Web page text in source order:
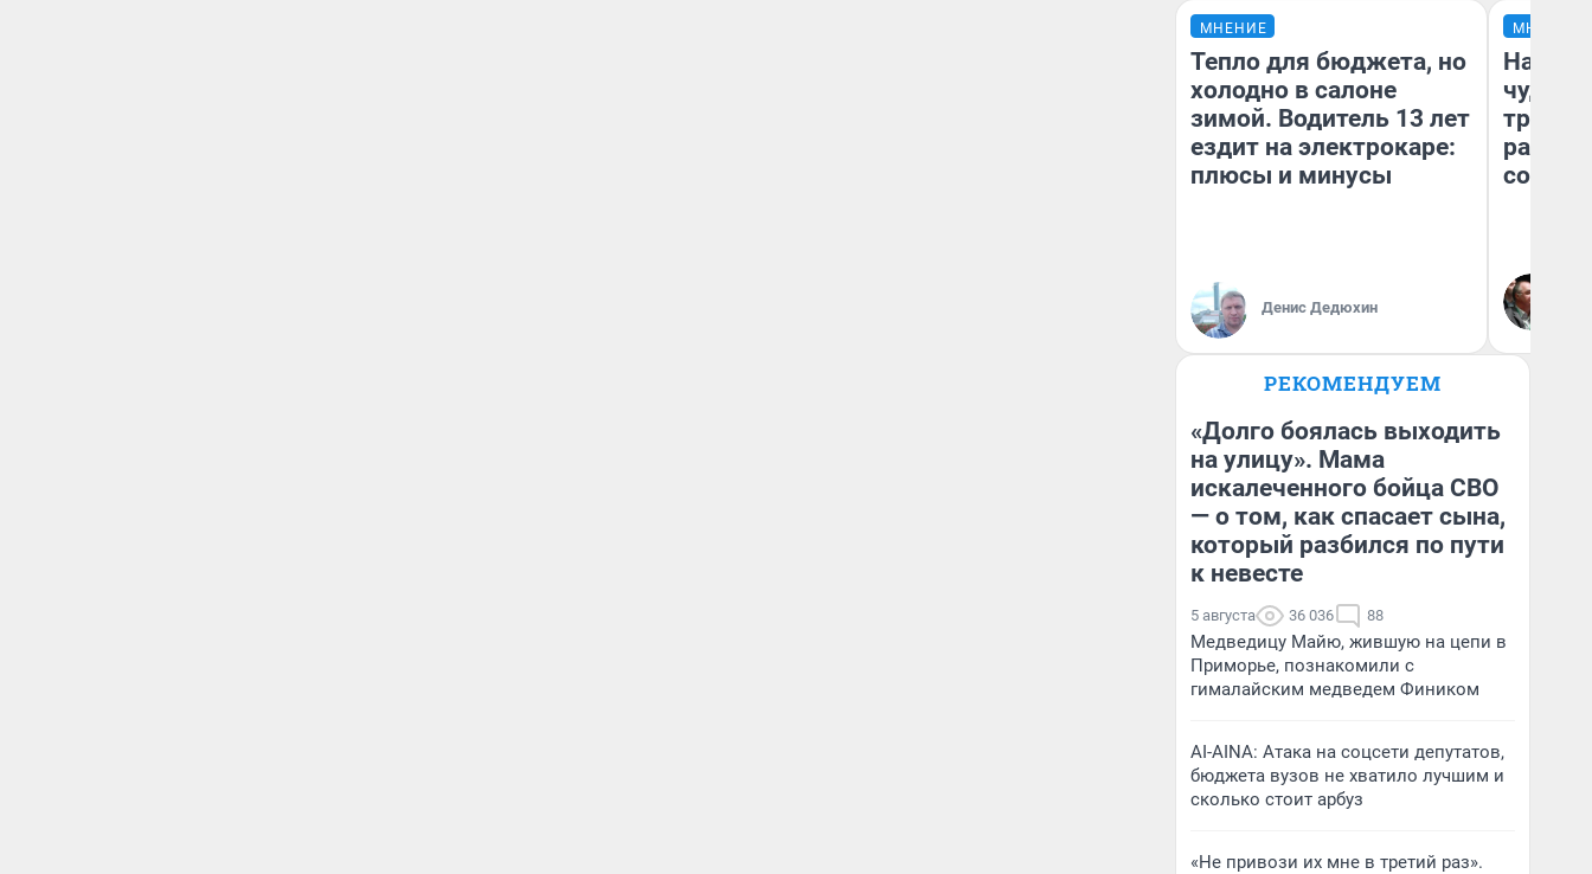
МНЕНИЕ
Тепло для бюджета, но
холодно в салоне
зимой. Водитель 13 лет
ездит на электрокаре:
плюсы и минусы
Денис Дедюхин
МНЕНИЕ
чудом
РЕКОМЕНДУЕМ
«Долго боялась выходить
на улицу». Мама
искалеченного бойца СВО
— о том, как спасает сына,
который разбился по пути
к невесте
5 августа 36 036 88
Медведицу Майю, жившую на цепи в
Приморье, познакомили с
гималайским медведем Фиником
AI-AINA: Атака на соцсети депутатов,
бюджета вузов не хватило лучшим и
сколько стоит арбуз
«Не привози их мне в третий раз».